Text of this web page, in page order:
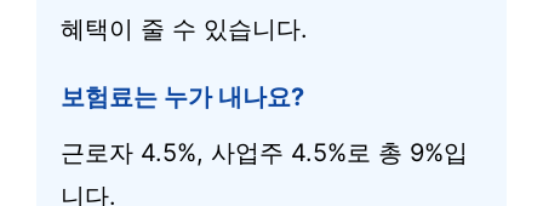
혜택이 줄 수 있습니다.
보험료는 누가 내나요?
근로자 4.5%, 사업주 4.5%로 총 9%입
니다.